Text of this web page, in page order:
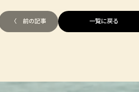
〈 前の記事 一覧に戻る